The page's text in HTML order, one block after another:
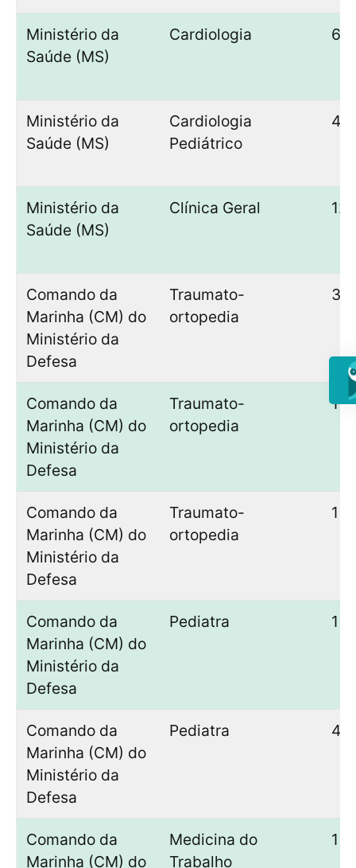
Ministério da
Saúde (MS)
Cardiologia 6
Ministério da
Saúde (MS)
Cardiologia
Pediátrico
4
Ministério da
Saúde (MS)
Clínica Geral 12
Comando da
Marinha (CM) do
Ministério da
Defesa
Traumato-
ortopedia
3
Comando da
Marinha (CM) do
Ministério da
Defesa
Traumato-
ortopedia
1
Comando da
Marinha (CM) do
Ministério da
Defesa
Traumato-
ortopedia
1
Comando da
Marinha (CM) do
Ministério da
Defesa
Pediatra 1
Comando da
Marinha (CM) do
Ministério da
Defesa
Pediatra 4
Comando da
Marinha (CM) do
Medicina do
Trabalho
1